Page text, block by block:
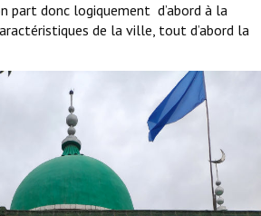
part donc logiquement d’abord à la
de la ville, tout d’abord la